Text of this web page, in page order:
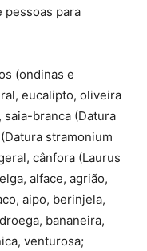
pessoas para
(ondinas e
eucalipto, oliveira
branca (Datura
stramonium
cânfora (Laurus
alface, agrião,
aipo, berinjela,
bananeira,
venturosa;